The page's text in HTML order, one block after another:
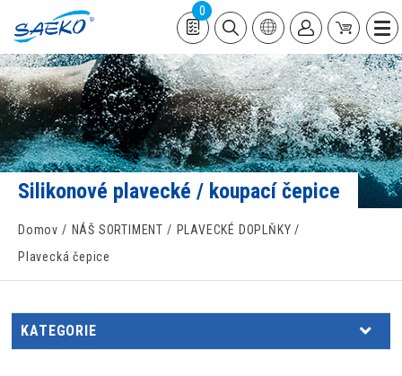
0
Silikonové plavecké / koupací čepice
Domov NÁŠ SORTIMENT
PLAVECKÉ DOPLŇKY
Plavecká čepice
KATEGORIE